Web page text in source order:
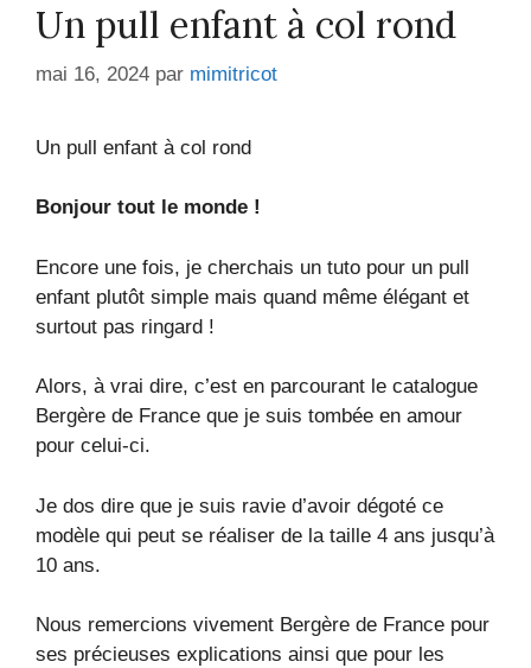
Un pull enfant à col rond
mai 16, 2024 par mimitricot
Un pull enfant à col rond
Bonjour tout le monde !
Encore une fois, je cherchais un tuto pour un pull
enfant plutôt simple mais quand même élégant et
surtout pas ringard !
Alors, à vrai dire, c’est en parcourant le catalogue
Bergère de France que je suis tombée en amour
pour celui-ci.
Je dos dire que je suis ravie d’avoir dégoté ce
modèle qui peut se réaliser de la taille 4 ans jusqu’à
10 ans.
Nous remercions vivement Bergère de France pour
ses précieuses explications ainsi que pour les